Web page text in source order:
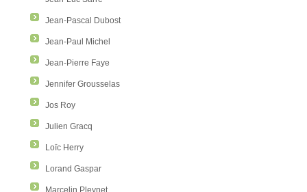
Jean-Pascal Dubost
Jean-Paul Michel
Jean-Pierre Faye
Jennifer Grousselas
Jos Roy
Julien Gracq
Loïc Herry
Lorand Gaspar
Marcelin Pleynet